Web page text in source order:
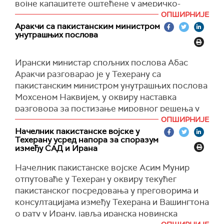
војне капацитете оштећене у америчко-
израелским нападима, тврди Си-Ен-Ен
позивајући се на изворе упознате са
проценама америчких обавештајних служби.
обавештајна заједница процењује да Иран
знатно брже обнавља своју војску него што је
првобитно предвиђено.
Према тим проценама, Иран убрзано обнавља
ракетне положаје, лансере и производне
капацитете за кључне системе наоружања
уништене током сукоба, што значи да и даље
представља значајну претњу регионалним
савезницима уколико амерички председник
Доналд Трамп обнови бомбардовање.
Један амерички званичник рекао је за Си-Ен-
Ен да поједине процене указују да би Иран
могао у потпуности да обнови способност
ОПШИРНИЈЕ
Аракчи са пакистанским министром
унутрашњих послова
Ирански министар спољних послова Абас
Аракчи разговарао је у Техерану са
пакистанским министром унутрашњих послова
Мохсеном Наквијем, у оквиру наставка
разговора за постизање мировног решења у
сукобу са Сједињеним Америчким Државама.
Иранска агенција Ирна наводи да је сврха
посете пакистанског министра унутрашњих
посредовања у преговорима између Ирана и
САД.
Ово је друга посета Мохсена Наквија Техерану
ове недеље, а он се током претходне посете
ОПШИРНИЈЕ
Начелник пакистанске војске у
Техерану усред напора за споразум
између САД и Ирана
Начелник пакистанске војске Асим Мунир
отпутоваће у Техеран у оквиру текућег
пакистанског посредовања у преговорима и
консултацијама између Техерана и Вашингтона
о рату у Ирану, јавља иранска новинска